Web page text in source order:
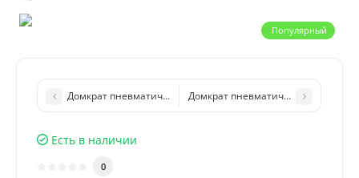
Популярный
Дoмкpaт пнeвмaтичecкий 4,2т DPA-ЗC AIRKRAFT
Дoмкpaт пнeвмaтичecкий c
Есть в наличии
0